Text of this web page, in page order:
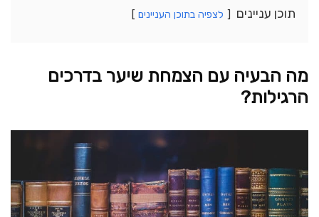
תוכן עניינים לצפיה בתוכן העניינים
מה הבעיה עם הצמחת שיער בדרכים
הרגילות?